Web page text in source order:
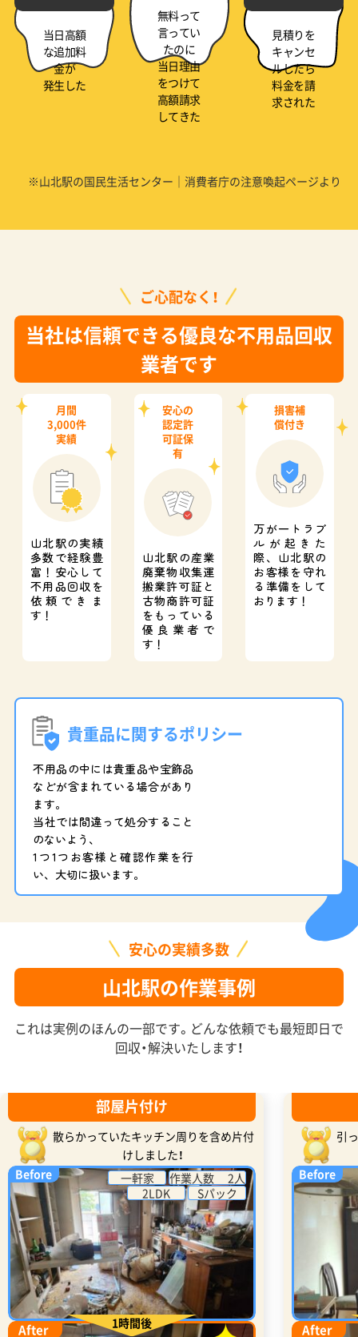
当日高額
な追加料
金が
発生した
無料って
言ってい
たのに
当日理由
をつけて
高額請求
してきた
見積りを
キャンセ
ルしたら
料金を請
求された
※山北駅の国民生活センター｜消費者庁の注意喚起ページより
ご心配なく！
当社は信頼できる優良な不用品回収
業者です
月間
3,000件
実績
山北駅の実績
多数で経験豊
富！ 安心して
不用品回収を
依頼できま
す！
安心の
認定許
可証保
有
山北駅の産業
廃棄物収集運
搬業許可証と
古物商許可証
をもっている
優良業者で
す！
損害補
償付き
万が一トラブ
ルが起きた
際、 山北駅の
お客様を守れ
る準備をして
おります！
貴重品に関するポリシー
不用品の中には貴重品や宝飾品
などが含まれている場合があり
ます。
当社では間違って処分すること
のないよう、
1つ1つお客様と確認作業を行
い、大切に扱います。
安心の実績多数
山北駅の作業事例
これは実例のほんの一部です。どんな依頼でも最短即日で
回収・解決いたします！
部屋片付け
散らかっていたキッチン周りを含め片付
けしました！
Before
一軒家
作業人数 2人
2LDK
Sパック
After 1時間後
引
Before
After